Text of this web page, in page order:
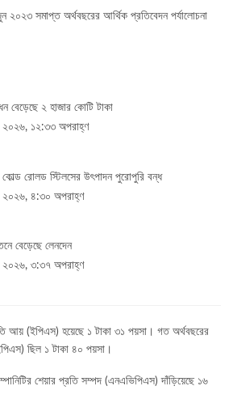
২০২৩ সমাপ্ত অর্থবছরের আর্থিক প্রতিবেদন পর্যালোচনা
বেড়েছে ২ হাজার কোটি টাকা
১২:৩৩ অপরাহ্ণ
রোলড স্টিলসের উৎপাদন পুরোপুরি বন্ধ
৪:৩০ অপরাহ্ণ
বেড়েছে লেনদেন
৩:৩৭ অপরাহ্ণ
আয় (ইপিএস) হয়েছে ১ টাকা ৩১ পয়সা। গত অর্থবছরের
ছিল ১ টাকা ৪০ পয়সা।
শেয়ার প্রতি সম্পদ (এনএভিপিএস) দাঁড়িয়েছে ১৬